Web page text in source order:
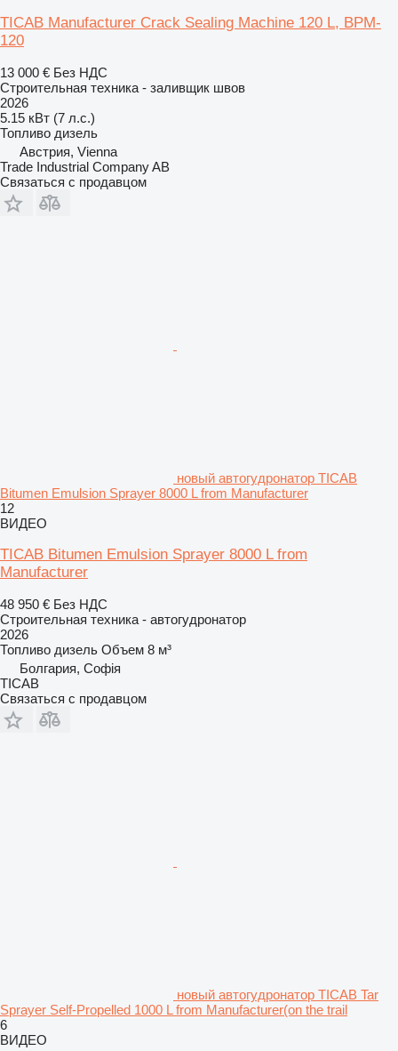
TICAB Manufacturer Crack Sealing Machine 120 L, BPM-
120
13 000 € Без НДС
Строительная техника - заливщик швов
2026
5.15 кВт (7 л.с.)
Топливо дизель
Австрия, Vienna
Trade Industrial Company AB
Связаться с продавцом
новый автогудронатор TICAB
Bitumen Emulsion Sprayer 8000 L from Manufacturer
12
ВИДЕО
TICAB Bitumen Emulsion Sprayer 8000 L from
Manufacturer
48 950 € Без НДС
Строительная техника - автогудронатор
2026
Топливо дизель Объем 8 м³
Болгария, Софія
ТІСАВ
Связаться с продавцом
новый автогудронатор TICAB Tar
Sprayer Self-Propelled 1000 L from Manufacturer(on the trail
6
ВИДЕО